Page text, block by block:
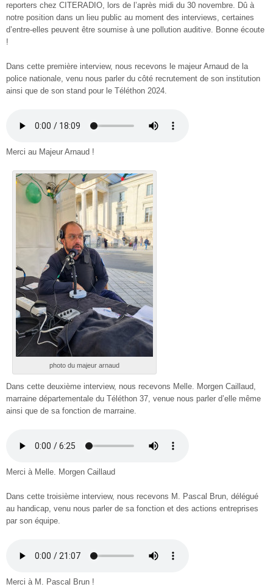
reporters chez CITERADIO, lors de l’après midi du 30 novembre. Dû à
notre position dans un lieu public au moment des interviews, certaines
d’entre-elles peuvent être soumise à une pollution auditive. Bonne écoute
!
Dans cette première interview, nous recevons le majeur Arnaud de la
police nationale, venu nous parler du côté recrutement de son institution
ainsi que de son stand pour le Téléthon 2024.
Merci au Majeur Arnaud !
photo du majeur arnaud
Dans cette deuxième interview, nous recevons Melle. Morgen Caillaud,
marraine départementale du Téléthon 37, venue nous parler d’elle même
ainsi que de sa fonction de marraine.
Merci à Melle. Morgen Caillaud
Dans cette troisième interview, nous recevons M. Pascal Brun, délégué
au handicap, venu nous parler de sa fonction et des actions entreprises
par son équipe.
Merci à M. Pascal Brun !